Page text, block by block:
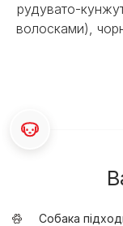
рудувато-
волосками),
Собака